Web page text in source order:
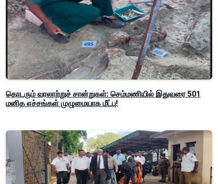
தொடரும் வரலாற்றுச் சான்றுகள்: செம்மணியில் இதுவரை 501
மனித எச்சங்கள் முழுமையாக மீட்பு!